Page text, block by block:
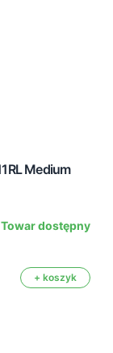
Medium
Towar dostępny
+ koszyk